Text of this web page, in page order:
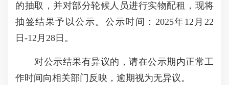
的抽取，并对部分轮候人员进行实物配租，现将
抽签结果予以公示。公示时间：2025年12月22
日-12月28日。
对公示结果有异议的，请在公示期内正常工
作时间向相关部门反映，逾期视为无异议。